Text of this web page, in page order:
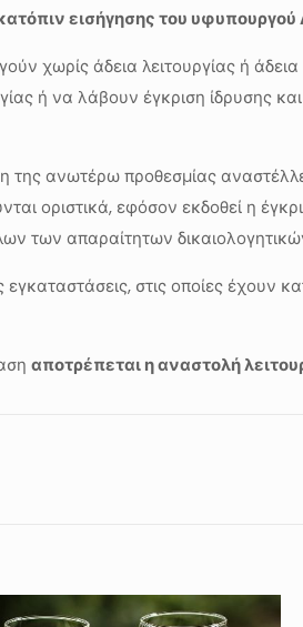
εισήγησης του
χωρίς άδεια λειτουργίας ή
ή να λάβουν έγκριση ίδρυσης
της ανωτέρω προθεσμίας
οριστικά, εφόσον εκδοθεί η
των απαραίτητων
στις οποίες έχουν
αποτρέπεται η αναστολή